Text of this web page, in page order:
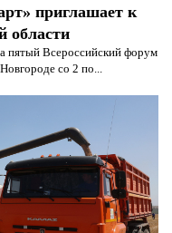
приглашает к
области
пятый Всероссийский форум
со 2 по...